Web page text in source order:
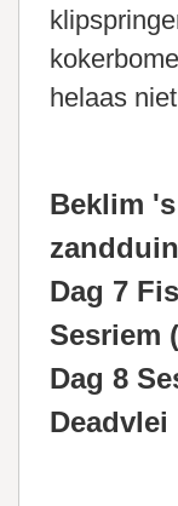
helaas
Beklim
Dag 7
Sesriem
Dag 8
Deadvlei